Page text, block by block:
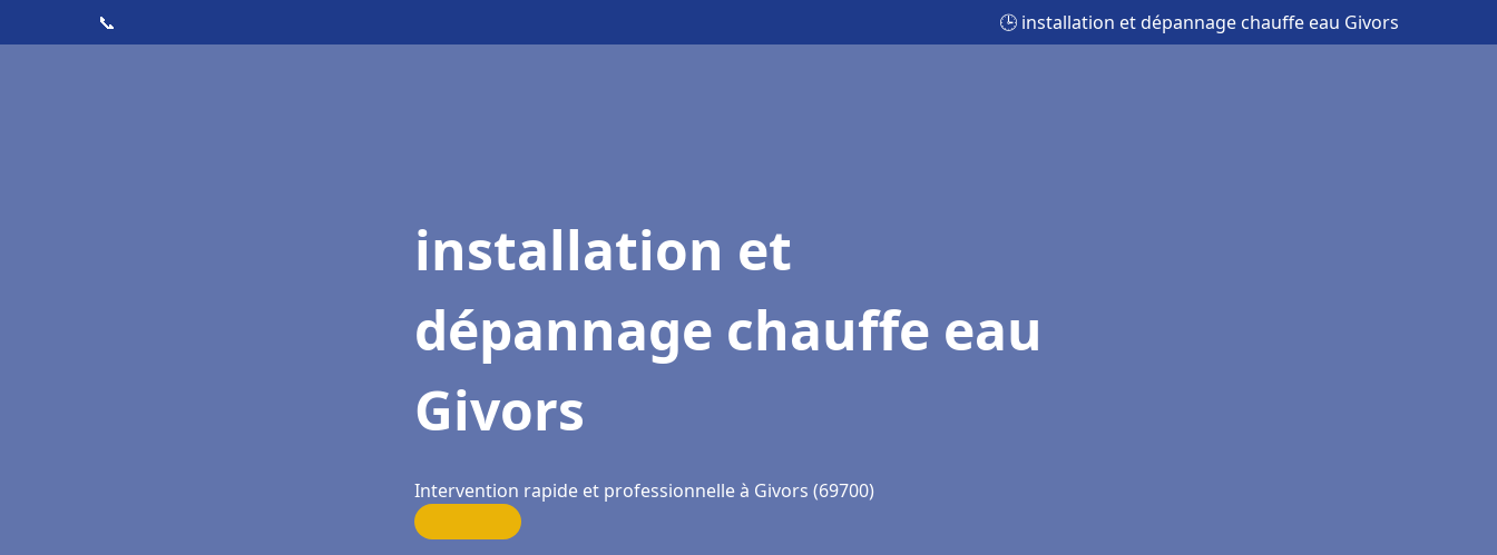
📞 🕒 installation et dépannage chauffe eau Givors
installation et
dépannage chauffe eau
Givors
Intervention rapide et professionnelle à Givors (69700)